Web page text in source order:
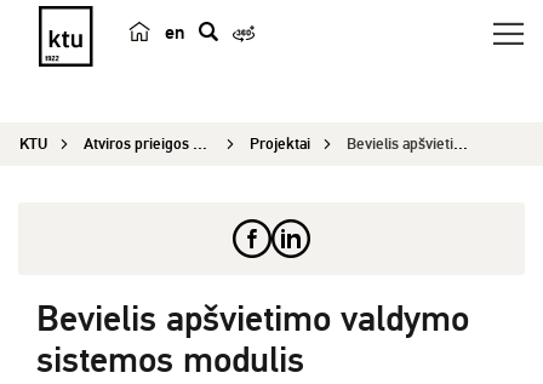
en
e
KTU Atviros prieigos centras Projektai Bevielis apšvietimo valdymo sistemos modulis
Bevielis apšvietimo valdymo
sistemos modulis